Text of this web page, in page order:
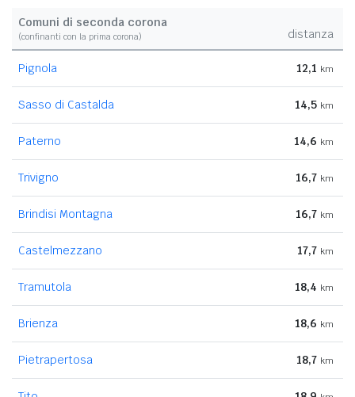
Comuni di seconda corona
(confinanti con la prima corona) distanza
Pignola 12,1 km
Sasso di Castalda 14,5 km
Paterno 14,6 km
Trivigno 16,7 km
Brindisi Montagna 16,7 km
Castelmezzano 17,7 km
Tramutola 18,4 km
Brienza 18,6 km
Pietrapertosa 18,7 km